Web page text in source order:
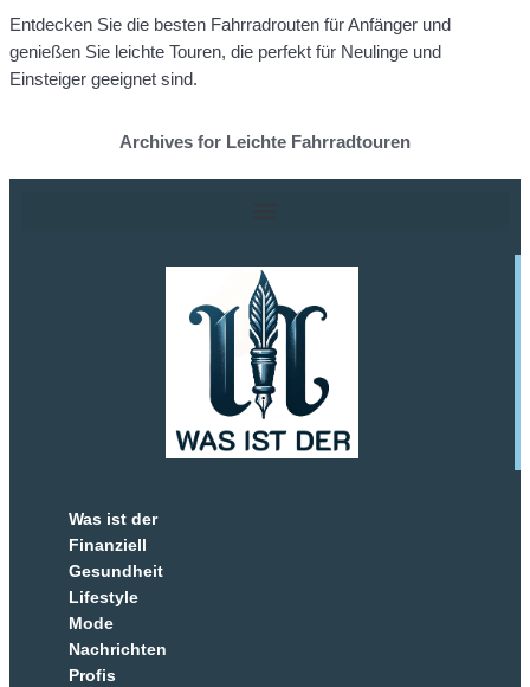
Entdecken Sie die besten Fahrradrouten für Anfänger und
genießen Sie leichte Touren, die perfekt für Neulinge und
Einsteiger geeignet sind.
Archives for Leichte Fahrradtouren
Was ist der
Finanziell
Gesundheit
Lifestyle
Mode
Nachrichten
Profis